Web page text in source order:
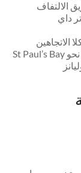
داي
الاتجاهين